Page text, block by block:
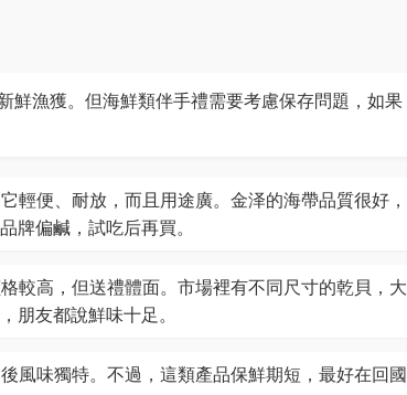
鮮漁獲。但海鮮類伴手禮需要考慮保存問題，如果
輕便、耐放，而且用途廣。金泽的海帶品質很好，
牌偏鹹，試吃后再買。
較高，但送禮體面。市場裡有不同尺寸的乾貝，大
朋友都說鮮味十足。
風味獨特。不過，這類產品保鮮期短，最好在回國